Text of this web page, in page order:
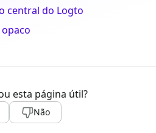
central do Logto
esta página útil?
Não